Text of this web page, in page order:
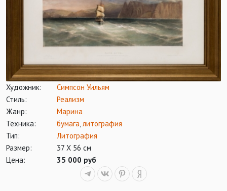
Художник:
Симпсон Уильям
Стиль:
Реализм
Жанр:
Марина
Техника:
бумага,литография
Тип:
Литография
Размер:
37 Х 56 см
Цена:
35 000 руб